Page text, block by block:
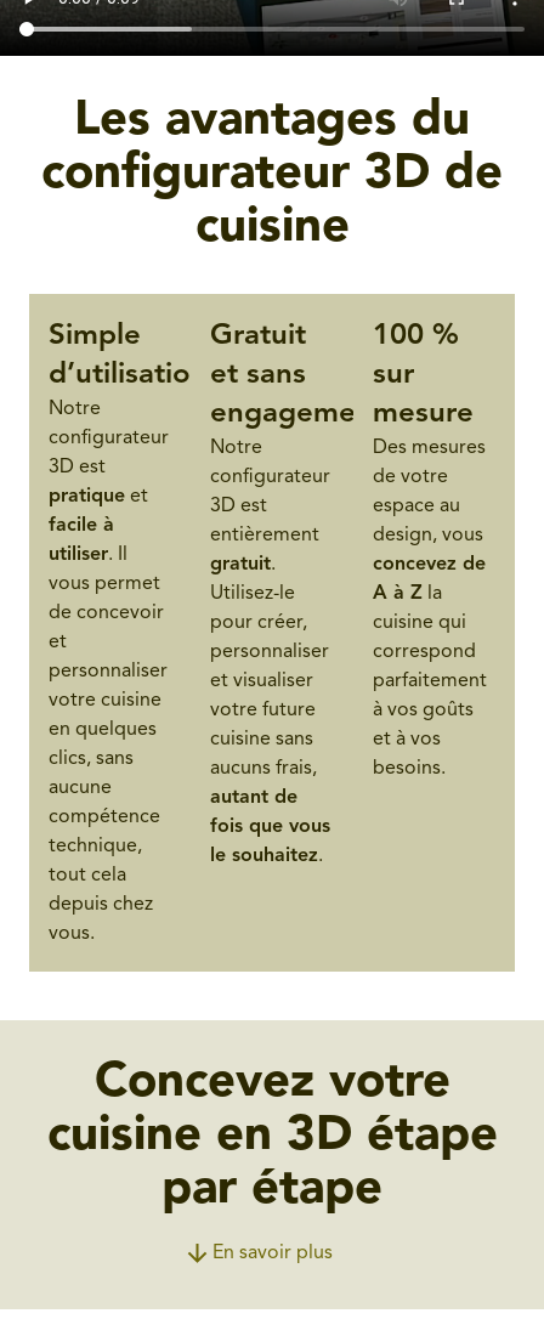
Les avantages du
configurateur 3D de
cuisine
Simple
d’utilisation
Notre
configurateur
3D est
pratique et
facile à
utiliser. Il
vous permet
de concevoir
et
personnaliser
votre cuisine
en quelques
clics, sans
aucune
compétence
technique,
tout cela
depuis chez
vous.
Gratuit
et sans
engagement
Notre
configurateur
3D est
entièrement
gratuit.
Utilisez-le
pour créer,
personnaliser
et visualiser
votre future
cuisine sans
aucuns frais,
autant de
fois que vous
le souhaitez.
100 %
sur
mesure
Des mesures
de votre
espace au
design, vous
concevez de
A à Zla
cuisine qui
correspond
parfaitement
à vos goûts
et à vos
besoins.
Concevez votre
cuisine en 3D étape
par étape
En savoir plus